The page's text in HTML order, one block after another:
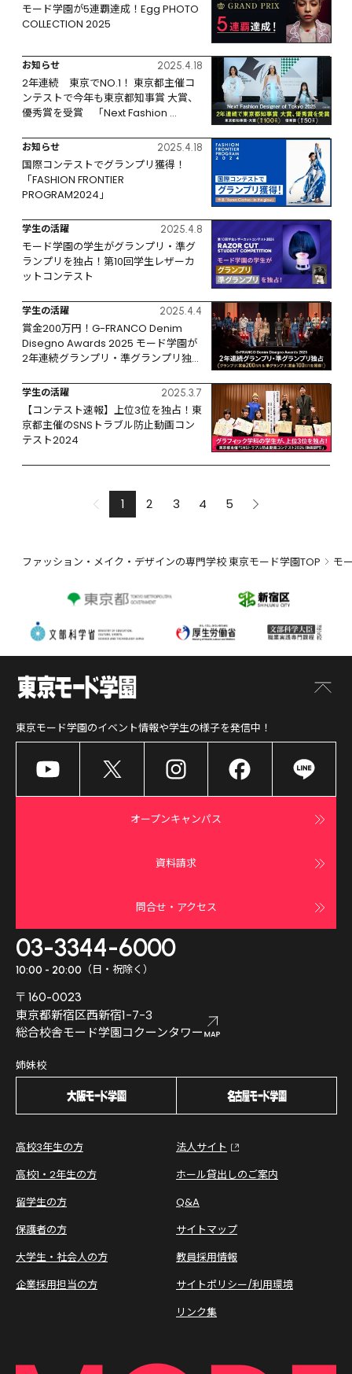
モード学園が5連覇達成！Egg PHOTO
COLLECTION 2025
お知らせ 2025.4.18
2年連続　東京でNO.1！ 東京都主催コ
ンテストで今年も東京都知事賞 大賞、
優秀賞を受賞　「Next Fashion
お知らせ 2025.4.18
国際コンテストでグランプリ獲得！
「FASHION FRONTIER
PROGRAM2024」
学生の活躍 2025.4.8
モード学園の学生がグランプリ・準グ
ランプリを独占！第10回学生レザーカ
ットコンテスト
学生の活躍 2025.4.4
賞金200万円！G-FRANCO Denim
Disegno Awards 2025 モード学園が
2年連続グランプリ・準グランプリ独
も達成
学生の活躍 2025.3.7
【コンテスト速報】上位3位を独占！東
京都主催のSNSトラブル防止動画コン
テスト2024
1 2 3 4 5
ファッション・メイク・デザインの専門学校 東京モード学園TOP モ
東京モード学園のイベント情報や学生の様子を発信中！
オープンキャンパス
資料請求
問合せ・アクセス
03-3344-6000
10:00 - 20:00 （日・祝除く）
〒160-0023
東京都新宿区西新宿1-7-3
総合校舎モード学園コクーンタワー
姉妹校
高校3年生の方
高校1・2年生の方
留学生の方
保護者の方
大学生・社会人の方
企業採用担当の方
法人サイト
ホール貸出しのご案内
Q&A
サイトマップ
教員採用情報
サイトポリシー/利用環境
リンク集